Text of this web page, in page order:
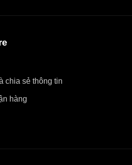
chia sẻ thông tin
hàng